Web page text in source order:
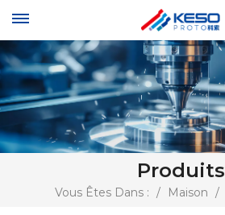
Produits
Vous Êtes Dans : / Maison /